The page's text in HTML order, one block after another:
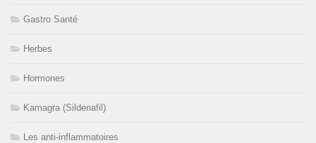
Gastro Santé
Herbes
Hormones
Kamagra (Sildenafil)
Les anti-inflammatoires